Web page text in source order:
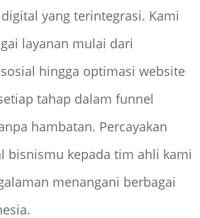
yang terintegrasi. Kami
layanan mulai dari
hingga optimasi website
tahap dalam funnel
hambatan. Percayakan
bisnismu kepada tim ahli kami
menangani berbagai